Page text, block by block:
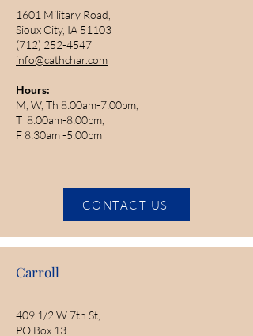
1601 Military Road,
Sioux City, IA 51103
(712) 252-4547
info@cathchar.com
Hours:
M, W, Th 8:00am-7:00pm,
T 8:00am-8:00pm,
F 8:30am -5:00pm
CONTACT US
Carroll
409 1/2 W 7th St,
PO Box 13